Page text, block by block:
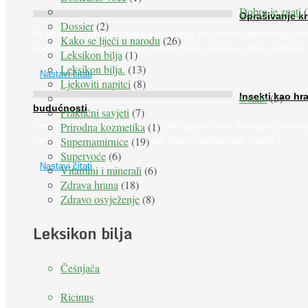
Oprašivanje
Pri podizanju nasada kruške zanemaruje se problem oprašivanja
vlada uvjerenje da će krušku oprašiti pčele medarice (Apis mellifera).
Nastavi čitati
Insekti kao
budućnosti
Prema predviđanjima FAO-a do 2050. godine život 9 milijardi
Zemlje bit će ugrožen zbog gladi. Nadu (možda) nude insekti. ...
Nastavi čitati
Dobro je znati
Dossier(2)
Kako se liječi u narodu (26)
Leksikon bilja (1)
Leksikon bilja. (13)
Ljekoviti napitci (8)
Ostalo(5)
Praktični savjeti (7)
Prirodna kozmetika (1)
Supernamirnice(19)
Supervoće(6)
Vitamini i minerali (6)
Zdrava hrana (18)
Zdravo osvježenje(8)
Leksikon bilja
Češnjača
Ricinus